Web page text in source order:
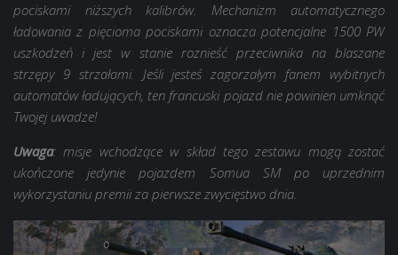
pociskami niższych kalibrów. Mechanizm automatycznego
ładowania z pięcioma pociskami oznacza potencjalne 1500 PW
uszkodzeń i jest w stanie roznieść przeciwnika na blaszane
strzępy 9 strzałami. Jeśli jesteś zagorzałym fanem wybitnych
automatów ładujących, ten francuski pojazd nie powinien umknąć
Twojej uwadze!
Uwaga: misje wchodzące w skład tego zestawu mogą zostać
ukończone jedynie pojazdem Somua SM po uprzednim
wykorzystaniu premii za pierwsze zwycięstwo dnia.